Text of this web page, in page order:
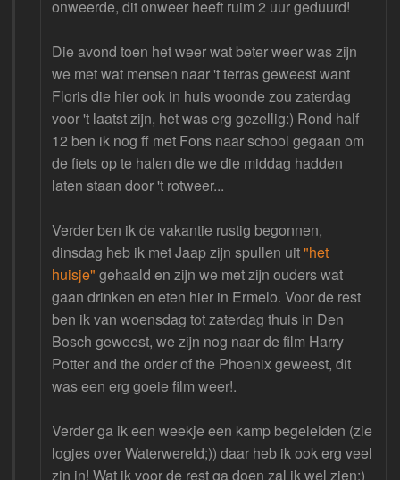
onweerde, dit onweer heeft ruim 2 uur geduurd!
Die avond toen het weer wat beter weer was zijn
we met wat mensen naar 't terras geweest want
Floris die hier ook in huis woonde zou zaterdag
voor 't laatst zijn, het was erg gezellig:) Rond half
12 ben ik nog ff met Fons naar school gegaan om
de fiets op te halen die we die middag hadden
laten staan door 't rotweer...
Verder ben ik de vakantie rustig begonnen,
dinsdag heb ik met Jaap zijn spullen uit"het
huisje" gehaald en zijn we met zijn ouders wat
gaan drinken en eten hier in Ermelo. Voor de rest
ben ik van woensdag tot zaterdag thuis in Den
Bosch geweest, we zijn nog naar de film Harry
Potter and the order of the Phoenix geweest, dit
was een erg goeie film weer!.
Verder ga ik een weekje een kamp begeleiden (zie
logjes over Waterwereld;)) daar heb ik ook erg veel
zin in! Wat ik voor de rest ga doen zal ik wel zien;)